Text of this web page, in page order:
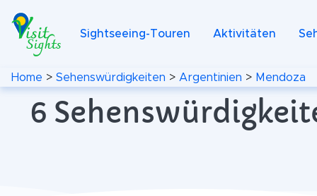
Sightseeing-Touren Aktivitäten
Home > Sehenswürdigkeiten > Argentinien > Mendoza
6